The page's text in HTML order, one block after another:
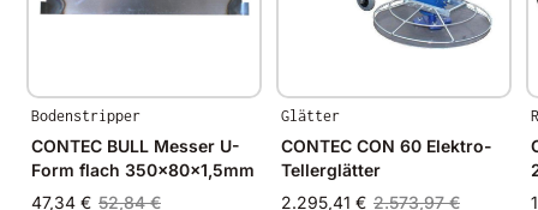
Bodenstripper
CONTEC BULL Messer U-
Form flach 350x80x1,5mm
47,34 € 52,84 €
Glätter
CONTEC CON 60 Elektro-
Tellerglätter
2.295,41 € 2.573,97 €